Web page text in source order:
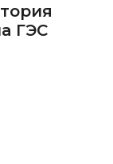
ГЭС